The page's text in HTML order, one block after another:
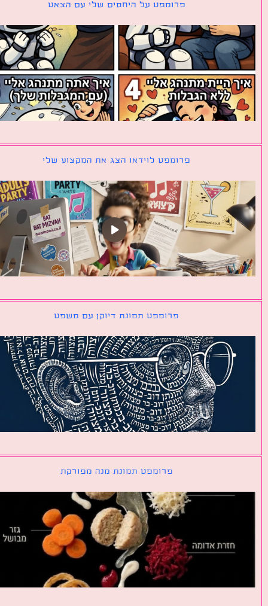
פרומפט על היחסים שלי עם הצאט
פרומפט לוידאו הצג את המקצוע שלי
פרומפט תמונת דיוקן עם משפט
פרומפט תמונת מנה מפורקת